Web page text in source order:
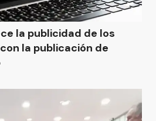
la publicidad de los
la publicación de